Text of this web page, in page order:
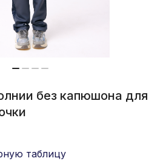
без капюшона для
таблицу